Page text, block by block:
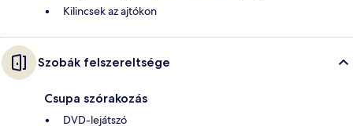
Kilincsek az ajtókon
Szobák felszereltsége
Csupa szórakozás
DVD-lejátszó